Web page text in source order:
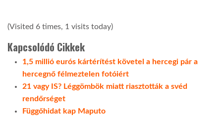
(Visited 6 times, 1 visits today)
Kapcsolódó Cikkek
1,5 millió eurós kártérítést követel a hercegi pár a
hercegnő félmeztelen fotóiért
21 vagy IS? Léggömbök miatt riasztották a svéd
rendőrséget
Függőhidat kap Maputo